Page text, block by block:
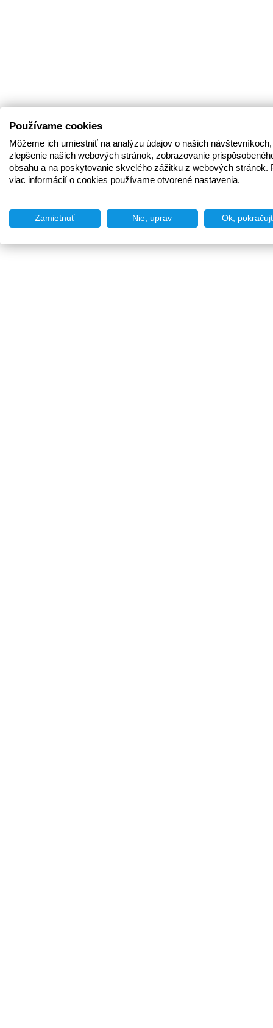
Používame cookies
Môžeme ich umiestniť na analýzu údajov o našich
zlepšenie našich webových stránok, zobrazovanie
obsahu a na poskytovanie skvelého zážitku z webových stránok.
viac informácií o cookies používame otvorené nastavenia.
Zamietnuť Nie, uprav Ok,